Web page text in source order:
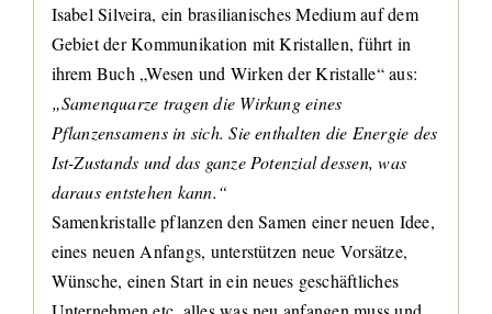
Isabel Silveira, ein brasilianisches Medium auf dem
Gebiet der Kommunikation mit Kristallen, führt in
ihrem Buch „Wesen und Wirken der Kristalle“ aus:
„Samenquarze tragen die Wirkung eines
Pflanzensamens in sich. Sie enthalten die Energie des
Ist-Zustands und das ganze Potenzial dessen, was
daraus entstehen kann.“
Samenkristalle pflanzen den Samen einer neuen Idee,
eines neuen Anfangs, unterstützen neue Vorsätze,
Wünsche, einen Start in ein neues geschäftliches